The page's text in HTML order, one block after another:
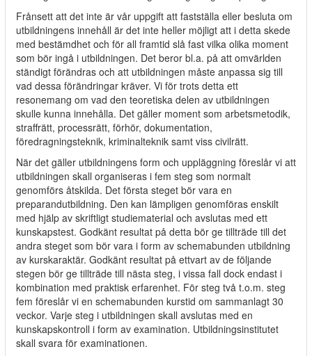
Frånsett att det inte är vår uppgift att fastställa eller besluta om
utbildningens innehåll är det inte heller möjligt att i detta skede
med bestämdhet och för all framtid slå fast vilka olika moment
som bör ingå i utbildningen. Det beror bl.a. på att omvärlden
ständigt förändras och att utbildningen måste anpassa sig till
vad dessa förändringar kräver. Vi för trots detta ett
resonemang om vad den teoretiska delen av utbildningen
skulle kunna innehålla. Det gäller moment som arbetsmetodik,
straffrätt, processrätt, förhör, dokumentation,
föredragningsteknik, kriminalteknik samt viss civilrätt.
När det gäller utbildningens form och uppläggning föreslår vi att
utbildningen skall organiseras i fem steg som normalt
genomförs åtskilda. Det första steget bör vara en
preparandutbildning. Den kan lämpligen genomföras enskilt
med hjälp av skriftligt studiematerial och avslutas med ett
kunskapstest. Godkänt resultat på detta bör ge tillträde till det
andra steget som bör vara i form av schemabunden utbildning
av kurskaraktär. Godkänt resultat på ettvart av de följande
stegen bör ge tillträde till nästa steg, i vissa fall dock endast i
kombination med praktisk erfarenhet. För steg två t.o.m. steg
fem föreslår vi en schemabunden kurstid om sammanlagt 30
veckor. Varje steg i utbildningen skall avslutas med en
kunskapskontroll i form av examination. Utbildningsinstitutet
skall svara för examinationen.